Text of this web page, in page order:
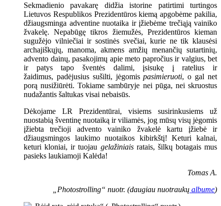
Sekmadienio pavakarę didžia istorine patirtimi turtingos
Lietuvos Respublikos Prezidentūros kiemą apgobėme pakilia,
džiaugsminga adventine nuotaika ir įžiebėme trečiąją vainiko
žvakelę. Nepabūgę tikros žiemužės, Prezidentūros kieman
sugužėjo vilniečiai ir sostinės svečiai, kurie ne tik klausėsi
archajiškųjų, manoma, akmens amžių menančių sutartinių,
advento dainų, pasakojimų apie meto papročius ir valgius, bet
ir patys tapo šventės dalimi, įsisukę į ratelius ir
žaidimus, padėjusius sušilti, jėgomispasimieruoti, o gal net
porą nusižiūrėti. Tokiame sambūryje nei pūga, nei skruostus
nudažantis šaltukas visai nebaisūs.
Dėkojame LR Prezidentūrai, visiems susirinkusiems už
nuostabią šventinę nuotaiką ir viliamės, jog mūsų visų jėgomis
įžiebta trečioji advento vainiko žvakelė kartu įžiebė ir
džiaugsmingos laukimo nuotaikos kibirkštį! Keturi kalnai,
keturi kloniai, ir tuojau gelažiniaisratais, šilkų botagais mus
pasieks laukiamoji Kalėda!
Tomas A.
„Photostrolling“ nuotr. (daugiau nuotraukų albume)